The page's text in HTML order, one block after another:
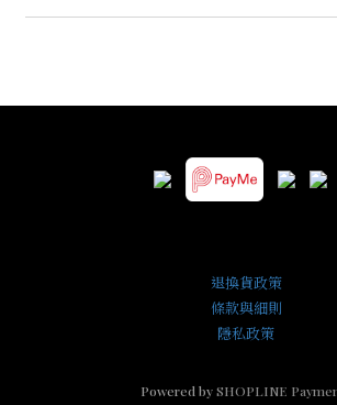
退換貨政策
條款與細則
隱私政策
Powered bySHOPLINE